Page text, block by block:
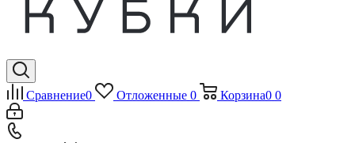
Сравнение0 Отложенные 0 Корзина0 0